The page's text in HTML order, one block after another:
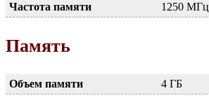
Частота памяти
1250 МГц
Память
Объем памяти
4 ГБ